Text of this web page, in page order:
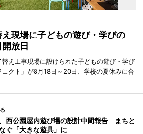
現場に子どもの遊び・学びの
放日
え工事現場に設けられた子どもの遊び・学び
クト」が8月18日～20日、学校の夏休みに合
西公園屋内遊び場の設計中間報告 まちと
ぐ「大きな遊具」に